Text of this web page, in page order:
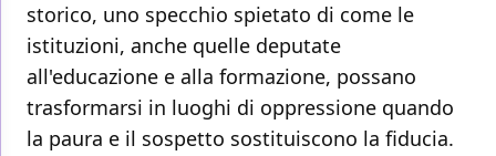
storico, uno specchio spietato di come le
istituzioni, anche quelle deputate
all'educazione e alla formazione, possano
trasformarsi in luoghi di oppressione quando
la paura e il sospetto sostituiscono la fiducia.